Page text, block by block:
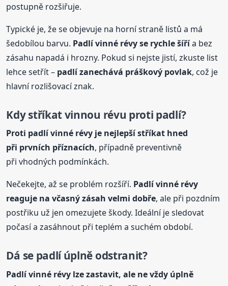
postupně rozšiřuje.
Typické je, že se objevuje na horní straně listů a má
šedobílou barvu. Padlí vinné révyse rychle šířía bez
zásahu napadá i hrozny. Pokud si nejste jistí, zkuste list
lehce setřít – padlí zanechává práškový povlak, což je
hlavní rozlišovací znak.
Kdy stříkat vinnou révu proti padlí?
Proti padlí vinné révy je nejlepší stříkat hned
při prvních příznacích, případně preventivně
při vhodných podmínkách.
Nečekejte, až se problém rozšíří. Padlí vinné révy
reaguje na včasný zásah velmi dobře, ale při pozdním
postřiku už jen omezujete škody. Ideální je sledovat
počasí a zasáhnout při teplém a suchém období.
Dá se padlí úplně odstranit?
Padlí vinné révy lze zastavit, ale ne vždy úplně